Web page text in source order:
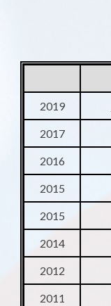
2019
2017
2016
2015
2015
2014
2012
2011